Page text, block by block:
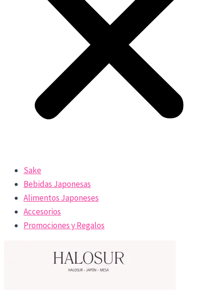
Sake
Bebidas Japonesas
Alimentos Japoneses
Accesorios
Promociones y Regalos